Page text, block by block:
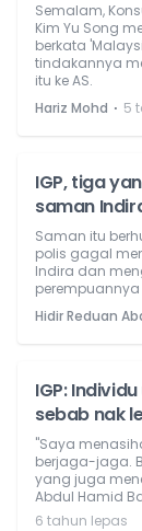
Semalam,
Kim Yu Song
berkata
tindakannya
itu ke AS.
Hariz Mohd ⋅ 5
IGP, tiga
saman
Saman itu
polis gagal
Indira dan
Hidir Reduan
IGP:
sebab nak
"Saya
berjaga-jaga.
yang juga
Abdul Hamid
6 tahun lepas